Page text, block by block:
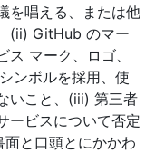
を唱える、または他
(ii) GitHub のマー
マーク、ロゴ、
ンボルを採用、使
いこと、(iii) 第三者
ービスについて否定
と口頭とにかかわ